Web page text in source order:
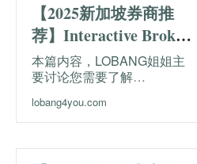
【2025新加坡券商推
荐】Interactive Brokers
(盈透证券)手把手教你
开户与入金Interactive
Brokers！
本篇内容，LOBANG姐姐主
要讨论您需要了解
的一切，包括它的安全性、优
缺点，当然还有费用。另外，
lobang4you.com